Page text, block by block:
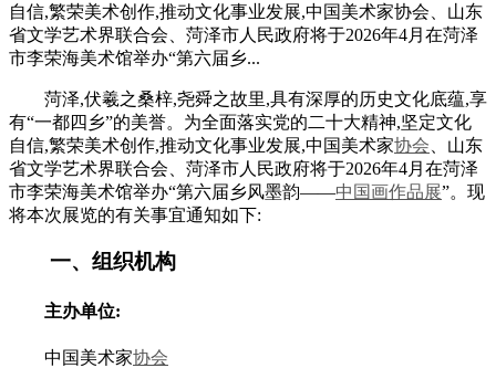
自信,繁荣美术创作,推动文化事业发展,中国美术家协会、山东
省文学艺术界联合会、菏泽市人民政府将于2026年4月在菏泽
市李荣海美术馆举办“第六届乡...
菏泽,伏羲之桑梓,尧舜之故里,具有深厚的历史文化底蕴,享
有“一都四乡”的美誉。为全面落实党的二十大精神,坚定文化
自信,繁荣美术创作,推动文化事业发展,中国美术家协会 、山东
省文学艺术界联合会、菏泽市人民政府将于2026年4月在菏泽
市李荣海美术馆举办“第六届乡风墨韵——中国画作品展”。现
将本次展览的有关事宜通知如下:
一、组织机构
主办单位:
中国美术家协会